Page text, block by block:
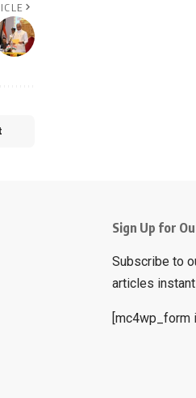
Sign Up for
Subscribe to
articles
[mc4wp_form